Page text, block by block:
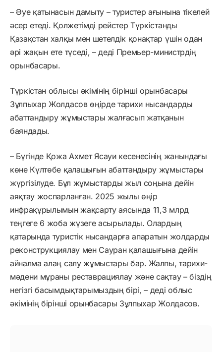
– Әуе қатынасын дамыту – туристер ағынына тікелей
әсер етеді. Қолжетімді рейстер Түркістанды
Қазақстан халқы мен шетелдік қонақтар үшін одан
әрі жақын ете түседі, – деді Премьер-министрдің
орынбасары.
Түркістан облысы әкімінің бірінші орынбасары
Зұлпыхар Жолдасов өңірде тарихи нысандарды
абаттандыру жұмыстары жалғасып жатқанын
баяндады.
– Бүгінде Қожа Ахмет Ясауи кесенесінің жанындағы
көне Күлтөбе қалашығын абаттандыру жұмыстары
жүргізілуде. Бұл жұмыстарды жыл соңына дейін
аяқтау жоспарланған. 2025 жылы өңір
инфрақұрылымын жақсарту аясында 11,3 млрд
теңгеге 6 жоба жүзеге асырылады. Олардың
қатарында туристік нысандарға апаратын жолдарды
реконструкциялау мен Сауран қалашығына дейін
айналма алаң салу жұмыстары бар. Жалпы, тарихи-
мәдени мұраны реставрациялау және сақтау – біздің
негізгі басымдықтарымыздың бірі, – деді облыс
әкімінің бірінші орынбасары Зұлпыхар Жолдасов.